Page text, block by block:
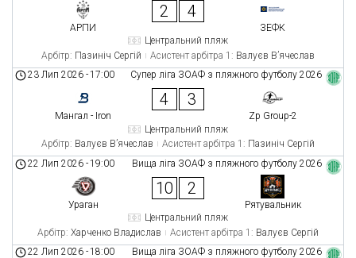
АРПИ
2 4
ЗЕФК
Центральний пляж
Арбітр: Пазиніч Сергій Асистент арбітра 1: Валуєв В’ячеслав
Супер ліга ЗОАФ з пляжного футболу 2026
23 Лип 2026 -17:00
Мангал - Iron
4 3
Zp Group-2
Центральний пляж
Арбітр: Валуєв В’ячеслав Асистент арбітра 1: Пазиніч Сергій
Вища ліга ЗОАФ з пляжного футболу 2026
22 Лип 2026 -19:00
Ураган
10 2
Рятувальник
Центральний пляж
Арбітр: Харченко Владислав Асистент арбітра 1: Валуєв Сергій
Вища ліга ЗОАФ з пляжного футболу 2026
22 Лип 2026 -18:00